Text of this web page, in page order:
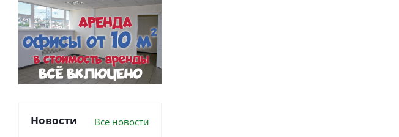
Новости Все новости